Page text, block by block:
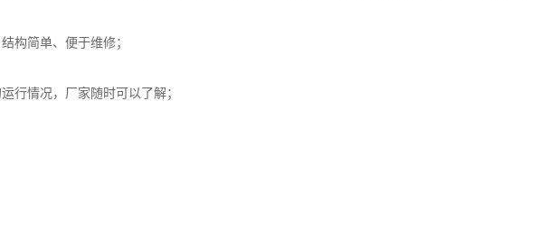
构简单、便于维修；
行情况，厂家随时可以了解；